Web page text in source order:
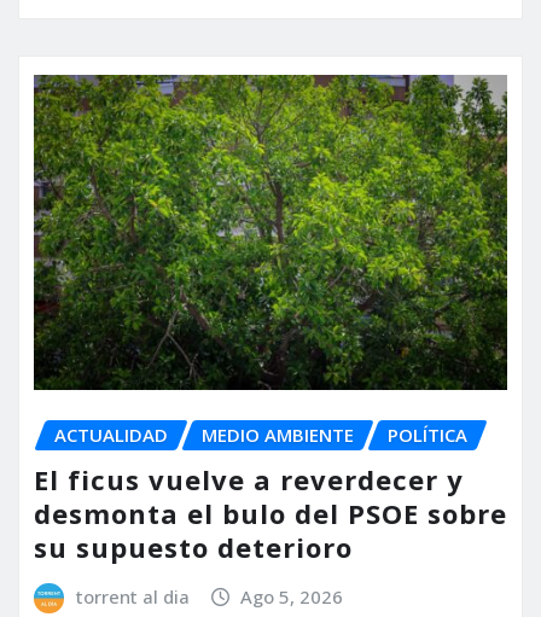
ACTUALIDAD MEDIO AMBIENTE POLÍTICA
El ficus vuelve a reverdecer y
desmonta el bulo del PSOE sobre
su supuesto deterioro
torrent al dia Ago 5, 2026